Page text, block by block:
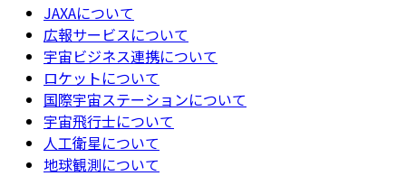
JAXAについて
広報サービスについて
宇宙ビジネス連携について
ロケットについて
国際宇宙ステーションについて
宇宙飛行士について
人工衛星について
地球観測について